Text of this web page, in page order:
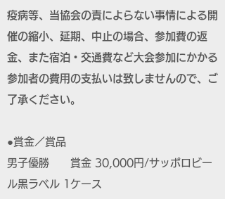
疫病等、当協会の責によらない事情による開
催の縮小、延期、中止の場合、参加費の返
金、また宿泊・交通費など大会参加にかかる
参加者の費用の支払いは致しませんので、ご
了承ください。
●賞金／賞品
男子優勝 賞金 30,000円/サッポロビー
ル黒ラベル 1ケース